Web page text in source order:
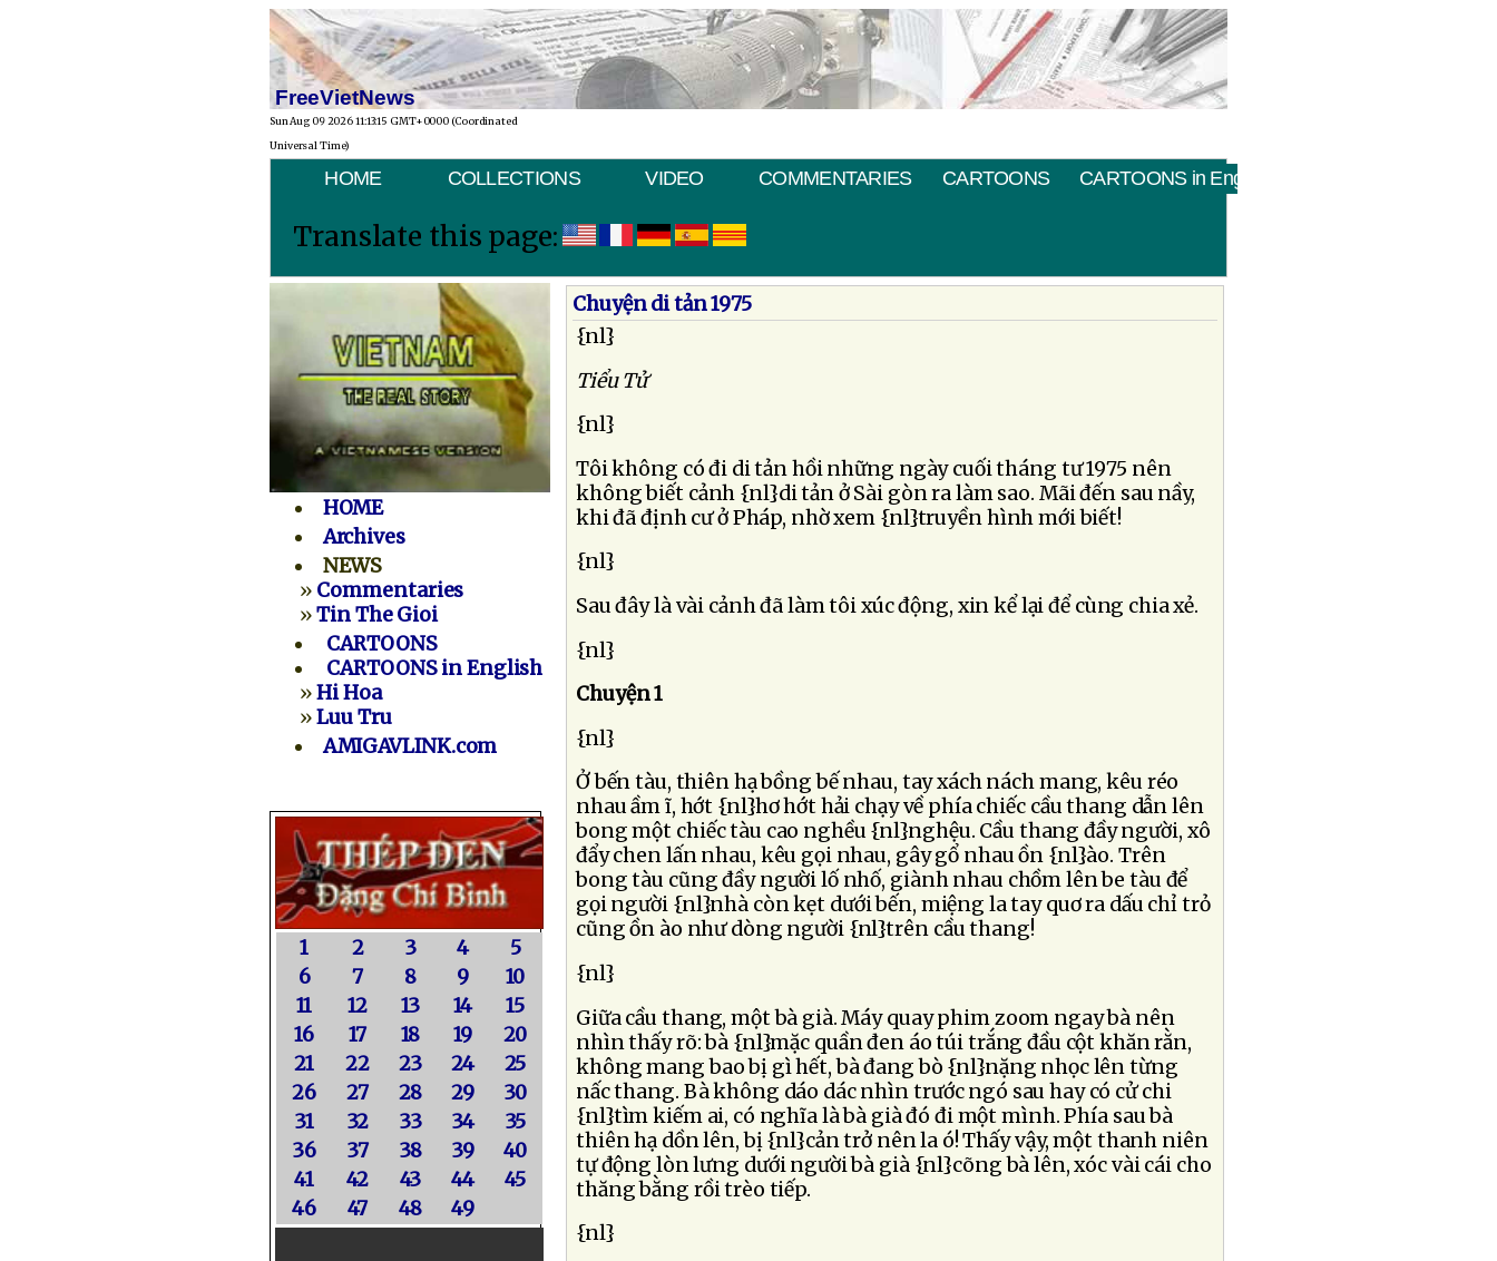
FreeVietNews
Sun Aug 09 2026 11:13:15 GMT+0000 (Coordinated
Universal Time)
HOME COLLECTIONS VIDEO COMMENTARIES CARTOONS CARTOONS in English
Translate this page:
HOME
Archives
NEWS
» Commentaries
»Tin The Gioi
CARTOONS
CARTOONS in English
»Hi Hoa
»Luu Tru
AMIGAVLINK.com
1 2 3 4
5
6
7 8 9
10
11
12 13 14
15
16
17 18 19
20
21
22 23 24
25
26
27 28 29
30
31
32 33 34
35
36
37 38 39
40
41
42 43 44
45
46
47 48 49
Chuyện di tản 1975
{nl}
Tiểu Tử
{nl}
Tôi không có đi di tản hồi những ngày cuối tháng tư 1975 nên
không biết cảnh {nl}di tản ở Sài gòn ra làm sao. Mãi đến sau nầy,
khi đã định cư ở Pháp, nhờ xem {nl}truyền hình mới biết!
{nl}
Sau đây là vài cảnh đã làm tôi xúc động, xin kể lại để cùng chia xẻ.
{nl}
Chuyện 1
{nl}
Ở bến tàu, thiên hạ bồng bế nhau, tay xách nách mang, kêu réo
nhau ầm ĩ, hớt {nl}hơ hớt hải chạy về phía chiếc cầu thang dẫn lên
bong một chiếc tàu cao nghều {nl}nghệu. Cầu thang đầy người, xô
đẩy chen lấn nhau, kêu gọi nhau, gây gổ nhau ồn {nl}ào. Trên
bong tàu cũng đầy người lố nhố, giành nhau chồm lên be tàu để
gọi người {nl}nhà còn kẹt dưới bến, miệng la tay quơ ra dấu chỉ trỏ
cũng ồn ào như dòng người {nl}trên cầu thang!
{nl}
Giữa cầu thang, một bà già. Máy quay phim zoom ngay bà nên
nhìn thấy rõ: bà {nl}mặc quần đen áo túi trắng đầu cột khăn rằn,
không mang bao bị gì hết, bà đang bò {nl}nặng nhọc lên từng
nấc thang. Bà không dáo dác nhìn trước ngó sau hay có cử chi
{nl}tìm kiếm ai, có nghĩa là bà già đó đi một mình. Phía sau bà
thiên hạ dồn lên, bị {nl}cản trở nên la ó! Thấy vậy, một thanh niên
tự động lòn lưng dưới người bà già {nl}cõng bà lên, xóc vài cái cho
thăng bằng rồi trèo tiếp.
{nl}